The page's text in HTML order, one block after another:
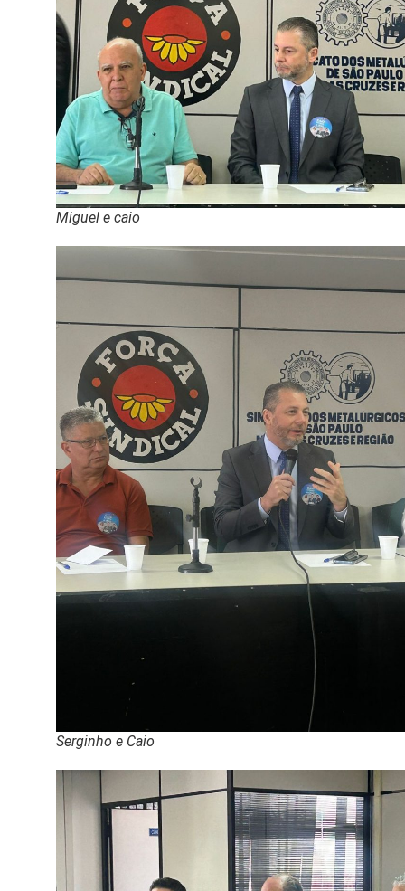
Miguel e caio
Serginho e Caio